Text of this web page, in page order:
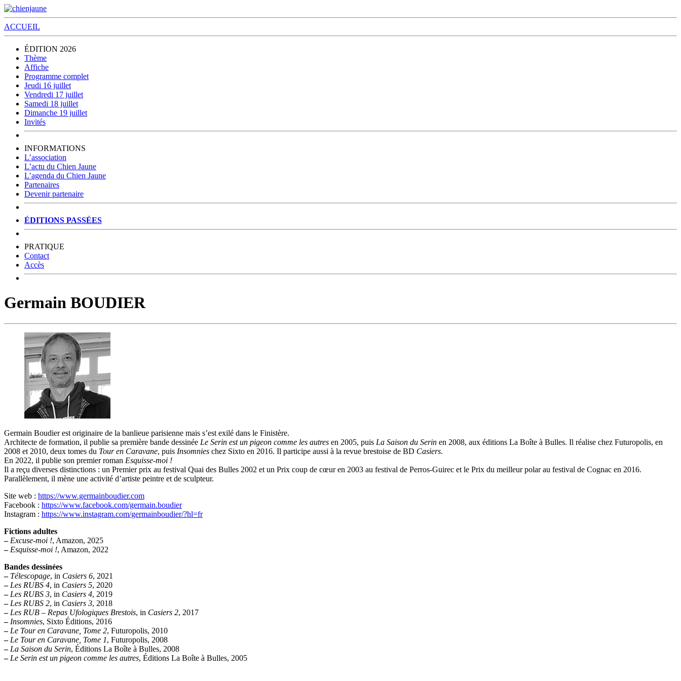
ACCUEIL
ÉDITION 2026
Thème
Affiche
Programme complet
Jeudi 16 juillet
Vendredi 17 juillet
Samedi 18 juillet
Dimanche 19 juillet
Invités
INFORMATIONS
L’association
L’actu du Chien Jaune
L’agenda du Chien Jaune
Partenaires
Devenir partenaire
ÉDITIONS PASSÉES
PRATIQUE
Contact
Accès
Germain BOUDIER
Germain Boudier est originaire de la banlieue parisienne mais s’est exilé dans le Finistère.
Architecte de formation, il publie sa première bande dessinée Le Serin est un pigeon comme les autres en 2005, puis La Saison du Serin en 2008, aux éditions La Boîte à Bulles. Il réalise chez Futuropolis, en
2008 et 2010, deux tomes du Tour en Caravane, puis Insomnies chez Sixto en 2016. Il participe aussi à la revue brestoise de BD Casiers.
En 2022, il publie son premier roman Esquisse-moi !
Il a reçu diverses distinctions : un Premier prix au festival Quai des Bulles 2002 et un Prix coup de cœur en 2003 au festival de Perros-Guirec et le Prix du meilleur polar au festival de Cognac en 2016.
Parallèlement, il mène une activité d’artiste peintre et de sculpteur.
Site web : https://www.germainboudier.com
Facebook : https://www.facebook.com/germain.boudier
Instagram : https://www.instagram.com/germainboudier/?hl=fr
Fictions adultes
– Excuse-moi !, Amazon, 2025
– Esquisse-moi !, Amazon, 2022
Bandes dessinées
– Télescopage, in Casiers 6, 2021
– Les RUBS 4, in Casiers 5, 2020
– Les RUBS 3, in Casiers 4, 2019
– Les RUBS 2, in Casiers 3, 2018
– Les RUB – Repas Ufologiques Brestois, in Casiers 2, 2017
– Insomnies, Sixto Éditions, 2016
– Le Tour en Caravane, Tome 2, Futuropolis, 2010
– Le Tour en Caravane, Tome 1, Futuropolis, 2008
– La Saison du Serin, Éditions La Boîte à Bulles, 2008
– Le Serin est un pigeon comme les autres, Éditions La Boîte à Bulles, 2005